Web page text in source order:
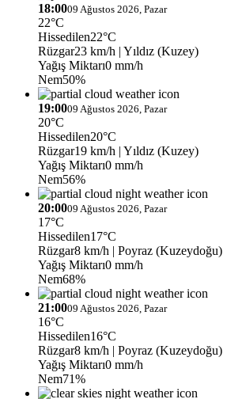
18:0009 Ağustos 2026, Pazar
22°C
Hissedilen22°C
Rüzgar23 km/h | Yıldız (Kuzey)
Yağış Miktarı0 mm/h
Nem50%
19:0009 Ağustos 2026, Pazar
20°C
Hissedilen20°C
Rüzgar19 km/h | Yıldız (Kuzey)
Yağış Miktarı0 mm/h
Nem56%
20:0009 Ağustos 2026, Pazar
17°C
Hissedilen17°C
Rüzgar8 km/h | Poyraz (Kuzeydoğu)
Yağış Miktarı0 mm/h
Nem68%
21:0009 Ağustos 2026, Pazar
16°C
Hissedilen16°C
Rüzgar8 km/h | Poyraz (Kuzeydoğu)
Yağış Miktarı0 mm/h
Nem71%